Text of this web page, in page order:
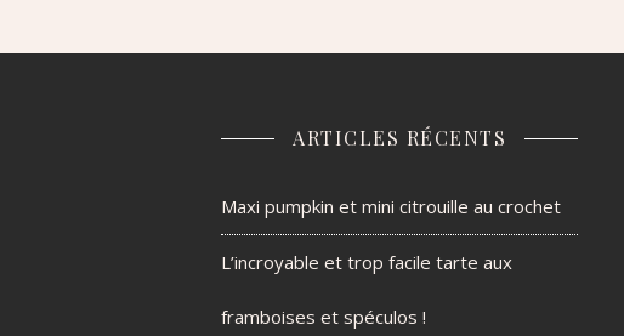
ARTICLES RÉCENTS
Maxi pumpkin et mini citrouille au crochet
L’incroyable et trop facile tarte aux
framboises et spéculos !